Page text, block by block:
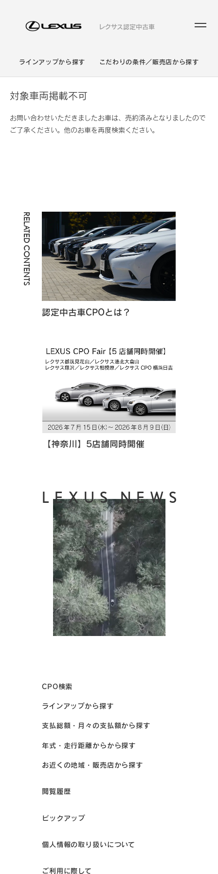
レクサス認定中古車
ラインアップから探す こだわりの条件／販売店から探す
対象車両掲載不可
お問い合わせいただきましたお車は、売約済みとなりましたので
ご了承ください。他のお車を再度検索ください。
RELATED CONTENTS
認定中古車CPOとは？
【神奈川】5店舗同時開催
LEXUS NEWS
CPO検索
ラインアップから探す
支払総額・月々の支払額から探す
年式・走行距離からから探す
お近くの地域・販売店から探す
閲覧履歴
ピックアップ
個人情報の取り扱いについて
ご利用に際して